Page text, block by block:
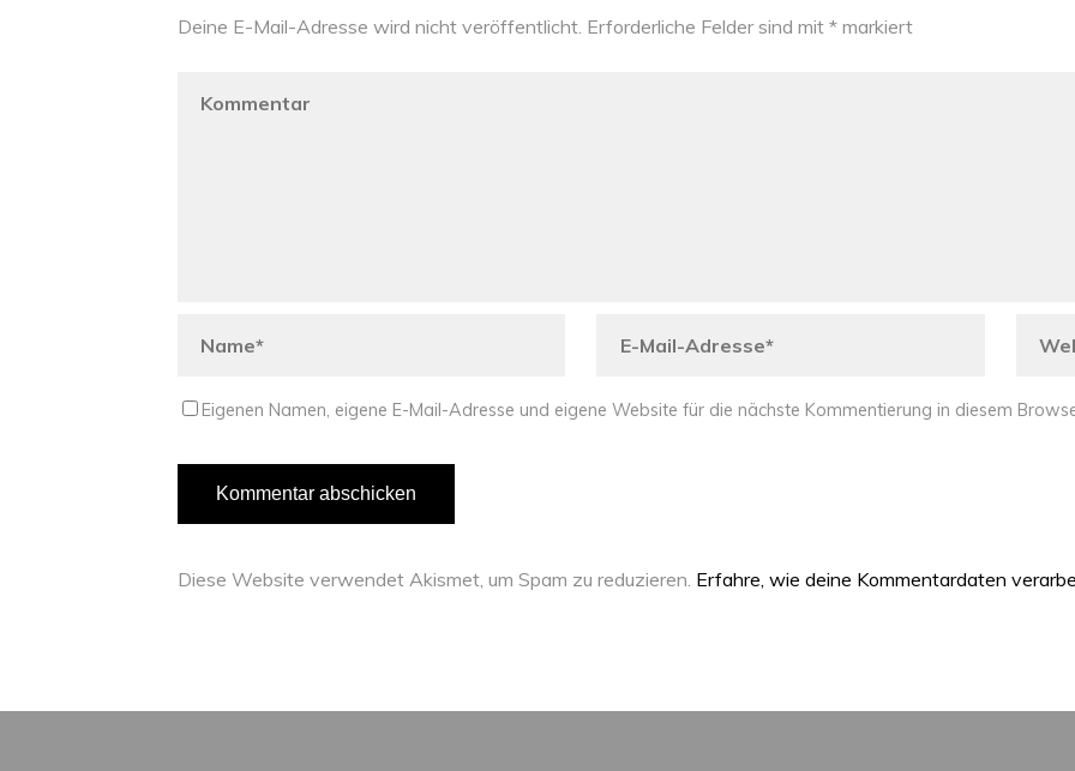
Deine E-Mail-Adresse wird nicht veröffentlicht. Erforderliche Felder sind mit * markiert
Eigenen Namen, eigene E-Mail-Adresse und eigene Website für die nächste Kommentierung in diesem
Diese Website verwendet Akismet, um Spam zu reduzieren. Erfahre, wie deine Kommentardaten